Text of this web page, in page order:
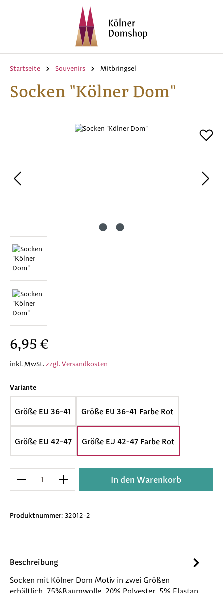
Zum Hauptinhalt springen
Startseite Souvenirs Mitbringsel
Socken "Kölner Dom"
Bildergalerie überspringen
Regulärer Preis:
6,95 €
inkl. MwSt.zzgl. Versandkosten
Varianteauswählen
Größe EU 36-41 Größe EU 36-41 Farbe Rot
Größe EU 42-47 Größe EU 42-47 Farbe Rot
Produkt Anzahl: Gib den gewünschten
In den Warenkorb
Produktnummer: 32012-2
Beschreibung
Socken mit Kölner Dom Motiv in zwei Größen
erhältlich. 75%Baumwolle, 20% Polyester, 5% Elastan